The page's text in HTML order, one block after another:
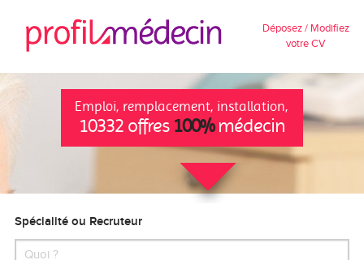
Déposez / Modifiez
votre CV
Emploi, remplacement, installation,
10332 offres 100%médecin
Spécialité ou Recruteur